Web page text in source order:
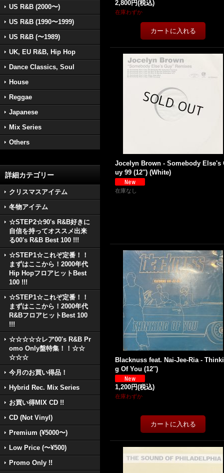
US R&B (2000〜)
US R&B (1990〜1999)
US R&B (〜1989)
UK, EU R&B, Hip Hop
Dance Classics, Soul
House
Reggae
Japanese
Mix Series
Others
詳細カテゴリー
クリスマスアイテム
冬物アイテム
☆STEP2☆90's R&B好きに
自信を持ってオススメ出来
る00's R&B Best 100 !!!
☆STEP1☆これぞ定番！！
まずはここから！2000年代
Hip HopフロアヒットBest
100 !!!
☆STEP1☆これぞ定番！！
まずはここから！2000年代
R&BフロアヒットBest 100
!!!
☆☆☆☆☆レア00's R&B Pr
omo Only盤特集！！☆☆
☆☆☆
今月のお買い得品！
Hybrid Rec. Mix Series
お買い得MIX CD !!
CD (Not Vinyl)
Premium (¥5000〜)
Low Price (〜¥500)
Promo Only !!
2,800円(税込)
在庫わずか
Jocelyn Brown - Somebody Else's
uy 99 (12'') (White)
在庫なし
Blacknuss feat. Nai-Jee-Ria -
g Of You (12'')
1,200円(税込)
在庫わずか